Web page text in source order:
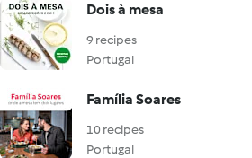
Dois à mesa
9 recipes
Portugal
Família Soares
10 recipes
Portugal